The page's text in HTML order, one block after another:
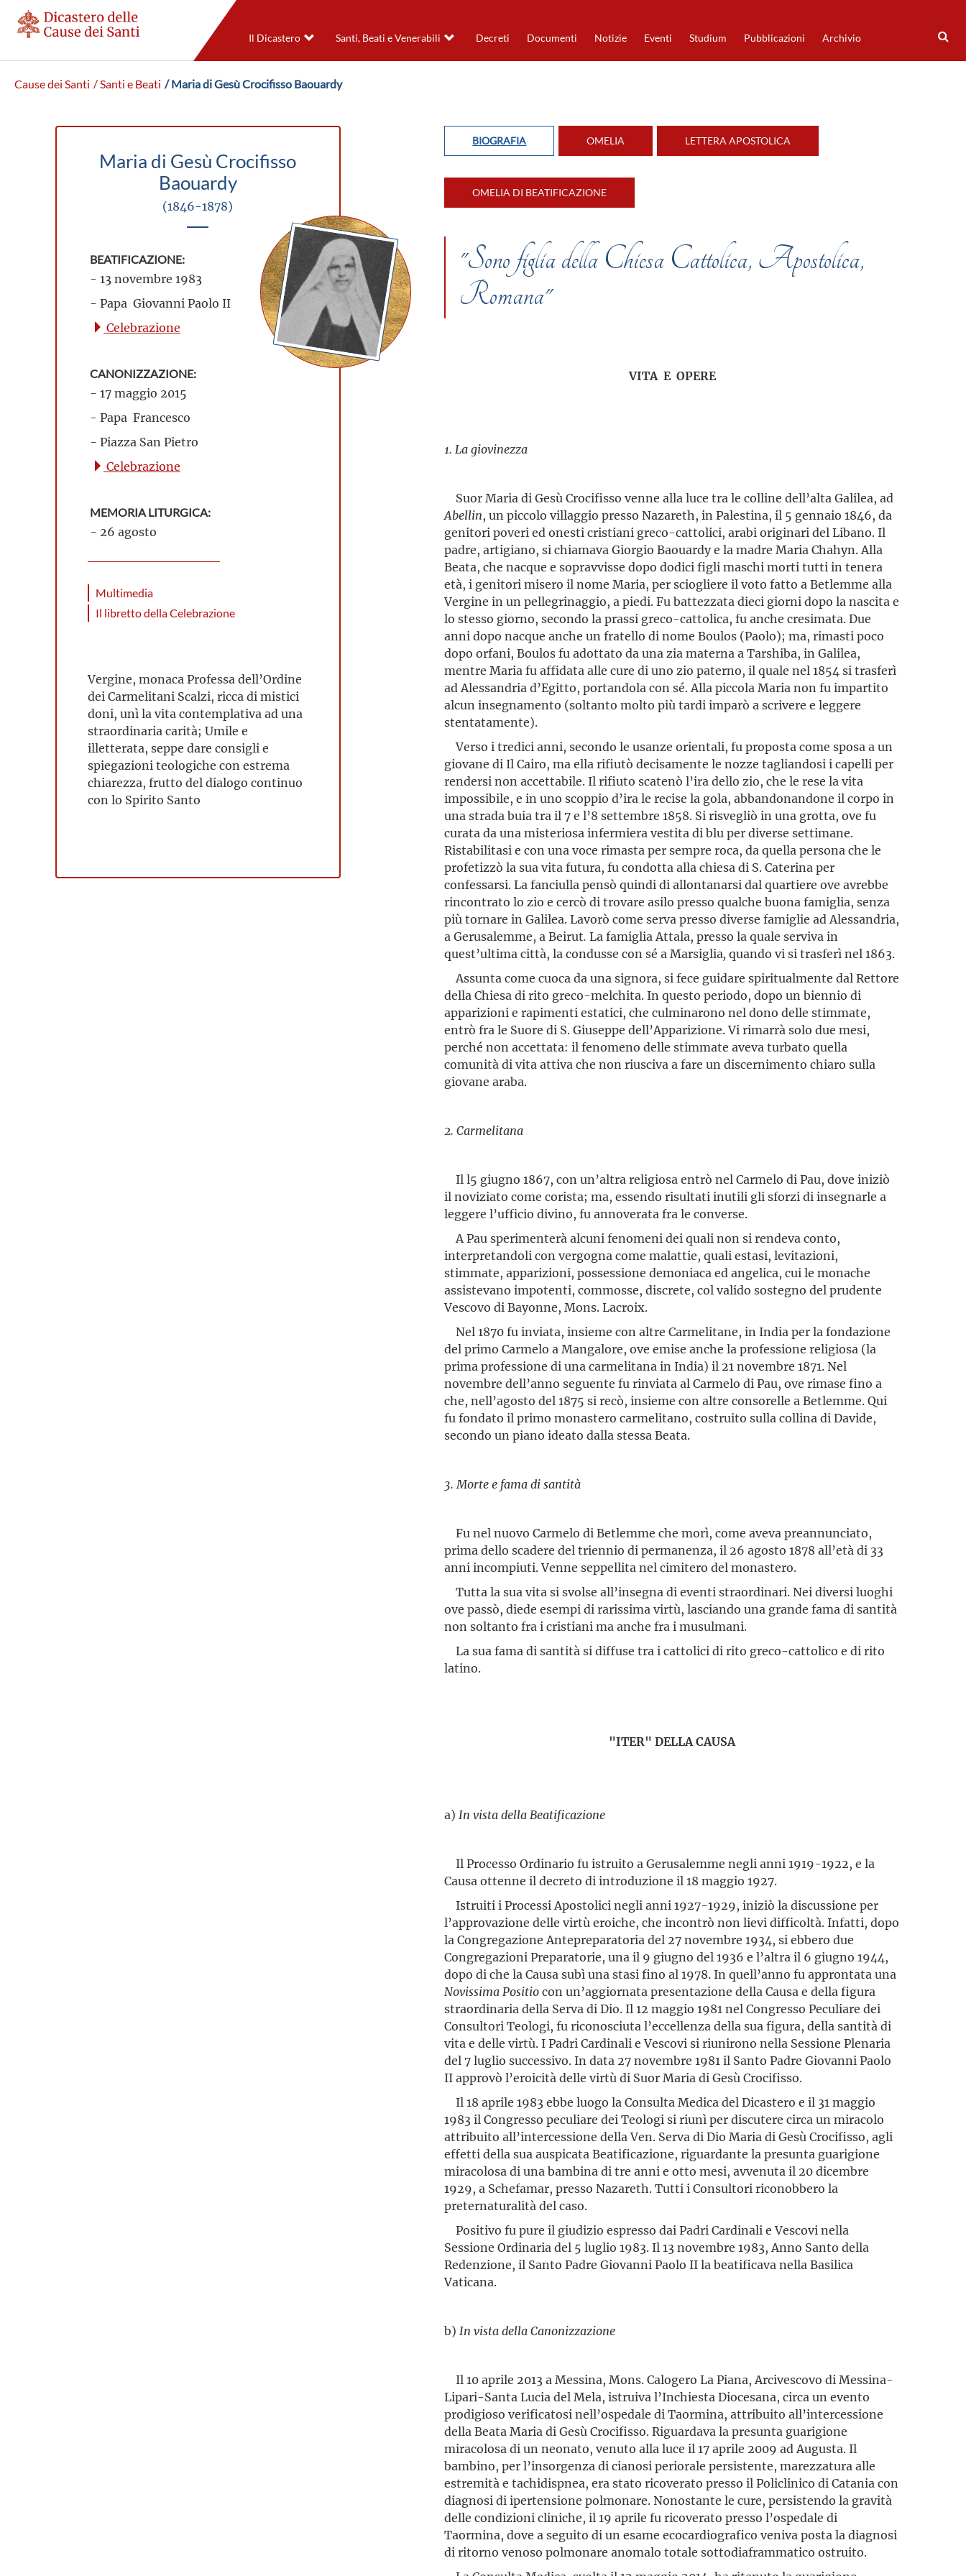
Il Dicastero Santi, Beati e Venerabili Decreti Documenti Notizie Eventi Studium Pubblicazioni Archivio
Cause dei Santi / Santi e Beati / Maria di Gesù Crocifisso Baouardy
Maria di Gesù Crocifisso
Baouardy
(1846-1878)
BEATIFICAZIONE:
- 13 novembre 1983
- Papa Giovanni Paolo II
Celebrazione
CANONIZZAZIONE:
- 17 maggio 2015
- Papa Francesco
- Piazza San Pietro
Celebrazione
MEMORIA LITURGICA:
- 26 agosto
Multimedia
Il libretto della Celebrazione
Vergine, monaca Professa dell’Ordine
dei Carmelitani Scalzi, ricca di mistici
doni, unì la vita contemplativa ad una
straordinaria carità; Umile e
illetterata, seppe dare consigli e
spiegazioni teologiche con estrema
chiarezza, frutto del dialogo continuo
con lo Spirito Santo
BIOGRAFIA OMELIA LETTERA APOSTOLICA
OMELIA DI BEATIFICAZIONE
"Sono figlia della Chiesa Cattolica, Apostolica,
Romana"
VITA E OPERE
1. La giovinezza
Suor Maria di Gesù Crocifisso venne alla luce tra le colline dell’alta Galilea, ad
Abellin, un piccolo villaggio presso Nazareth, in Palestina, il 5 gennaio 1846, da
genitori poveri ed onesti cristiani greco-cattolici, arabi originari del Libano. Il
padre, artigiano, si chiamava Giorgio Baouardy e la madre Maria Chahyn. Alla
Beata, che nacque e sopravvisse dopo dodici figli maschi morti tutti in tenera
età, i genitori misero il nome Maria, per sciogliere il voto fatto a Betlemme alla
Vergine in un pellegrinaggio, a piedi. Fu battezzata dieci giorni dopo la nascita e
lo stesso giorno, secondo la prassi greco-cattolica, fu anche cresimata. Due
anni dopo nacque anche un fratello di nome Boulos (Paolo); ma, rimasti poco
dopo orfani, Boulos fu adottato da una zia materna a Tarshiba, in Galilea,
mentre Maria fu affidata alle cure di uno zio paterno, il quale nel 1854 si trasferì
ad Alessandria d’Egitto, portandola con sé. Alla piccola Maria non fu impartito
alcun insegnamento (soltanto molto più tardi imparò a scrivere e leggere
stentatamente).
Verso i tredici anni, secondo le usanze orientali, fu proposta come sposa a un
giovane di Il Cairo, ma ella rifiutò decisamente le nozze tagliandosi i capelli per
rendersi non accettabile. Il rifiuto scatenò l’ira dello zio, che le rese la vita
impossibile, e in uno scoppio d’ira le recise la gola, abbandonandone il corpo in
una strada buia tra il 7 e l’8 settembre 1858. Si risvegliò in una grotta, ove fu
curata da una misteriosa infermiera vestita di blu per diverse settimane.
Ristabilitasi e con una voce rimasta per sempre roca, da quella persona che le
profetizzò la sua vita futura, fu condotta alla chiesa di S. Caterina per
confessarsi. La fanciulla pensò quindi di allontanarsi dal quartiere ove avrebbe
rincontrato lo zio e cercò di trovare asilo presso qualche buona famiglia, senza
più tornare in Galilea. Lavorò come serva presso diverse famiglie ad Alessandria,
a Gerusalemme, a Beirut. La famiglia Attala, presso la quale serviva in
quest’ultima città, la condusse con sé a Marsiglia, quando vi si trasferì nel 1863.
Assunta come cuoca da una signora, si fece guidare spiritualmente dal Rettore
della Chiesa di rito greco-melchita. In questo periodo, dopo un biennio di
apparizioni e rapimenti estatici, che culminarono nel dono delle stimmate,
entrò fra le Suore di S. Giuseppe dell’Ap­parizione. Vi rimarrà solo due mesi,
perché non accettata: il fenomeno delle stimmate aveva turbato quella
comunità di vita attiva che non riusciva a fare un discernimento chiaro sulla
giovane araba.
2. Carmelitana
Il l5 giugno 1867, con un’altra religiosa entrò nel Carmelo di Pau, dove iniziò
il noviziato come corista; ma, essendo risultati inutili gli sforzi di insegnarle a
leggere l’ufficio divino, fu annoverata fra le converse.
A Pau sperimenterà alcuni fenomeni dei quali non si rendeva conto,
interpretandoli con vergogna come malattie, quali estasi, levitazioni,
stimmate, apparizioni, possessione demoniaca ed angelica, cui le monache
assistevano impotenti, commosse, discrete, col valido sostegno del prudente
Vescovo di Bayonne, Mons. Lacroix.
Nel 1870 fu inviata, insieme con altre Carmelitane, in India per la fondazione
del primo Carmelo a Mangalore, ove emise anche la professione religiosa (la
prima professione di una carmelitana in India) il 21 novembre 1871. Nel
novembre dell’anno seguente fu rinviata al Carmelo di Pau, ove rimase fino a
che, nell’agosto del 1875 si recò, insieme con altre consorelle a Betlemme. Qui
fu fondato il primo monastero carmelitano, costruito sulla collina di Davide,
secondo un piano ideato dalla stessa Beata.
3. Morte e fama di santità
Fu nel nuovo Carmelo di Betlemme che morì, come aveva preannunciato,
prima dello scadere del triennio di permanenza, il 26 agosto 1878 all’età di 33
anni incompiuti. Venne seppellita nel cimitero del monastero.
Tutta la sua vita si svolse all’insegna di eventi straordinari. Nei diversi luoghi
ove passò, diede esempi di rarissima virtù, lasciando una grande fama di santità
non soltanto fra i cristiani ma anche fra i musulmani.
La sua fama di santità si diffuse tra i cattolici di rito greco-cattolico e di rito
latino.
"ITER" DELLA CAUSA
a) In vista della Beatificazione
Il Processo Ordinario fu istruito a Gerusalemme negli anni 1919-1922, e la
Causa ottenne il decreto di introduzione il 18 maggio 1927.
Istruiti i Processi Apostolici negli anni 1927-1929, iniziò la discussione per
l’approvazione delle virtù eroiche, che incontrò non lievi difficoltà. Infatti, dopo
la Congregazione Antepreparatoria del 27 novembre 1934, si ebbero due
Congregazioni Preparatorie, una il 9 giugno del 1936 e l’altra il 6 giugno 1944,
dopo di che la Causa subì una stasi fino al 1978. In quell’anno fu approntata una
Novissima Positiocon un’aggiornata presentazione della Causa e della figura
straordinaria della Serva di Dio. Il 12 maggio 1981 nel Congresso Peculiare dei
Consultori Teologi, fu riconosciuta l’eccellenza della sua figura, della santità di
vita e delle virtù. I Padri Cardinali e Vescovi si riunirono nella Sessione Plenaria
del 7 luglio successivo. In data 27 novembre 1981 il Santo Padre Giovanni Paolo
II approvò l’eroicità delle virtù di Suor Maria di Gesù Crocifisso.
Il 18 aprile 1983 ebbe luogo la Consulta Medica del Dicastero e il 31 maggio
1983 il Congresso peculiare dei Teologi si riunì per discutere circa un miracolo
attribuito all’intercessione della Ven. Serva di Dio Maria di Gesù Crocifisso, agli
effetti della sua auspicata Beatificazione, riguardante la presunta guarigione
miracolosa di una bambina di tre anni e otto mesi, avvenuta il 20 dicembre
1929, a Schefamar, presso Nazareth. Tutti i Consultori riconobbero la
preternaturalità del caso.
Positivo fu pure il giudizio espresso dai Padri Cardinali e Vescovi nella
Sessione Ordinaria del 5 luglio 1983. Il 13 novembre 1983, Anno Santo della
Redenzione, il Santo Padre Giovanni Paolo II la beatificava nella Basilica
Vaticana.
b) In vista della Canonizzazione
Il 10 aprile 2013 a Messina, Mons. Calogero La Piana, Arcivescovo di Messina-
Lipari-Santa Lucia del Mela, istruiva l’Inchiesta Diocesana, circa un evento
prodigioso verificatosi nell’ospedale di Taormina, attribuito all’intercessione
della Beata Maria di Gesù Crocifisso. Riguardava la presunta guarigione
miracolosa di un neonato, venuto alla luce il 17 aprile 2009 ad Augusta. Il
bambino, per l’insor­genza di cianosi periorale persistente, marezzatura alle
estremità e tachidispnea, era stato ricoverato presso il Policlinico di Catania con
diagnosi di ipertensione polmonare. Nonostante le cure, persistendo la gravità
delle condizioni cliniche, il 19 aprile fu ricoverato presso l’ospedale di
Taormina, dove a seguito di un esame ecocardiografico veniva posta la diagnosi
di ritorno venoso polmonare anomalo totale sottodiaframmatico ostruito.